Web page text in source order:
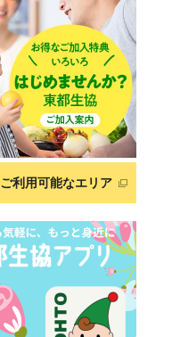
ご利用可能なエリア